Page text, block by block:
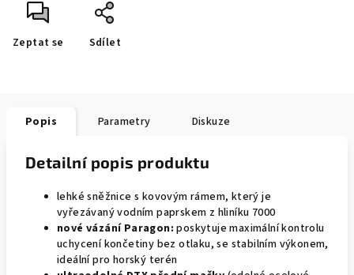
Zeptat se Sdílet
Popis Parametry Diskuze
Detailní popis produktu
lehké sněžnice s kovovým rámem, který je
vyřezávaný vodním paprskem z hliníku 7000
nové vázání Paragon: poskytuje maximální kontrolu
uchycení končetiny bez otlaku, se stabilním výkonem,
ideální pro horský terén